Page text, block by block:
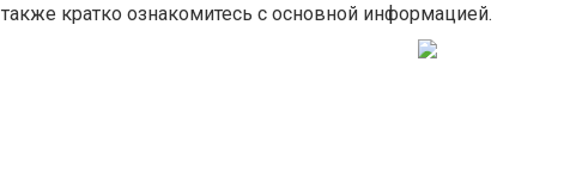
также кратко ознакомитесь с основной информацией.